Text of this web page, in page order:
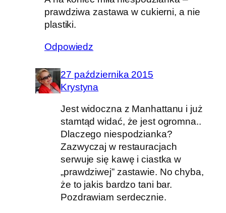
prawdziwa zastawa w cukierni, a nie
plastiki.
Odpowiedz
27 października 2015
Krystyna
Jest widoczna z Manhattanu i już
stamtąd widać, że jest ogromna..
Dlaczego niespodzianka?
Zazwyczaj w restauracjach
serwuje się kawę i ciastka w
„prawdziwej” zastawie. No chyba,
że to jakis bardzo tani bar.
Pozdrawiam serdecznie.